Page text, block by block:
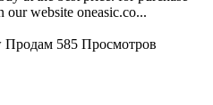
our website oneasic.co...
Продам 585 Просмотров